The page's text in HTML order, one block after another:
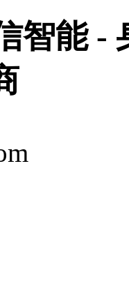
智能 -